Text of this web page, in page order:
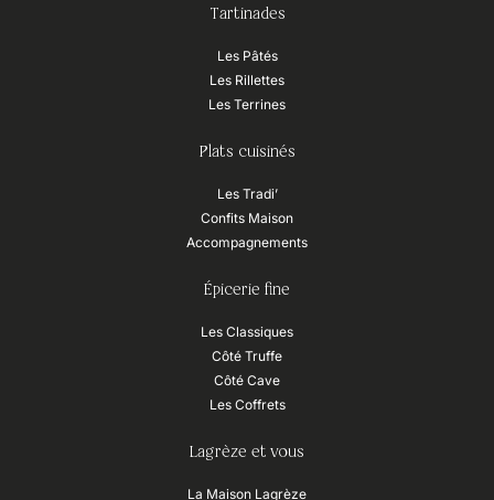
Tartinades
Les Pâtés
Les Rillettes
Les Terrines
Plats cuisinés
Les Tradi’
Confits Maison
Accompagnements
Épicerie fine
Les Classiques
Côté Truffe
Côté Cave
Les Coffrets
Lagrèze et vous
La Maison Lagrèze